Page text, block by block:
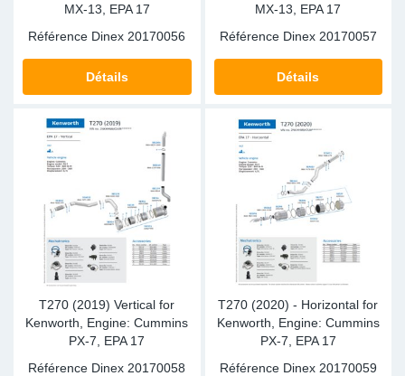
MX-13, EPA 17
Référence Dinex 20170056
Détails
MX-13, EPA 17
Référence Dinex 20170057
Détails
T270 (2019) Vertical for
Kenworth, Engine: Cummins
PX-7, EPA 17
Référence Dinex 20170058
T270 (2020) - Horizontal for
Kenworth, Engine: Cummins
PX-7, EPA 17
Référence Dinex 20170059